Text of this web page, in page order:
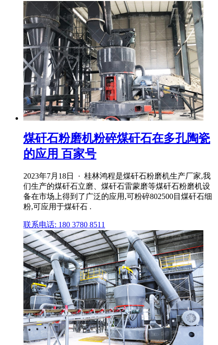
煤矸石粉磨机粉碎煤矸石在多孔陶瓷
的应用 百家号
2023年7月18日 · 桂林鸿程是煤矸石粉磨机生产厂家,我
们生产的煤矸石立磨、煤矸石雷蒙磨等煤矸石粉磨机设
备在市场上得到了广泛的应用,可粉碎802500目煤矸石细
粉,可应用于煤矸石 .
联系电话: 180 3780 8511